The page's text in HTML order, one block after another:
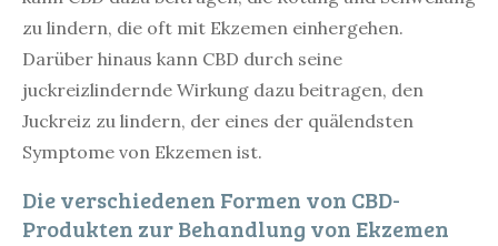
zu lindern, die oft mit Ekzemen einhergehen.
Darüber hinaus kann CBD durch seine
juckreizlindernde Wirkung dazu beitragen, den
Juckreiz zu lindern, der eines der quälendsten
Symptome von Ekzemen ist.
Die verschiedenen Formen von CBD-
Produkten zur Behandlung von Ekzemen